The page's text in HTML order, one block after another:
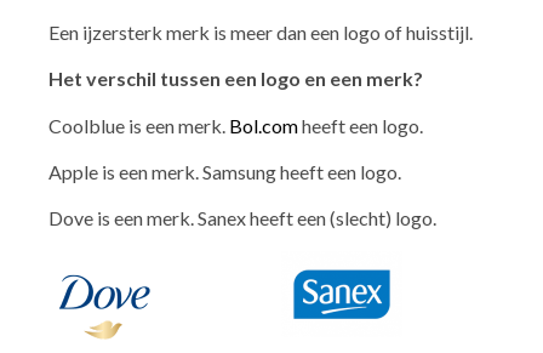
Een ijzersterk merk is meer dan een logo of huisstijl.
Het verschil tussen een logo en een merk?
Coolblue is een merk. Bol.comheeft een logo.
Apple is een merk. Samsung heeft een logo.
Dove is een merk. Sanex heeft een (slecht) logo.